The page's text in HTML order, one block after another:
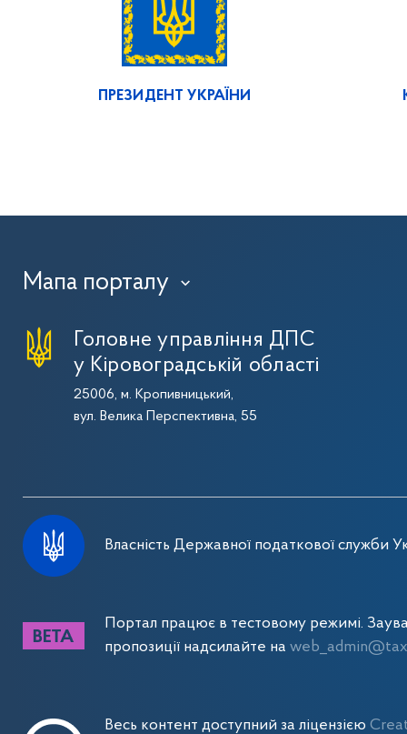
ПРЕЗИДЕНТ УКРАЇНИ
Мапа порталу ›
Головне управління ДПС
у Кіровоградській області
25006, м. Кропивницький,
вул. Велика Перспективна, 55
Власність Державної податкової служби
Портал працює в тестовому режимі.
пропозиції надсилайте на
Весь контент доступний за ліцензією